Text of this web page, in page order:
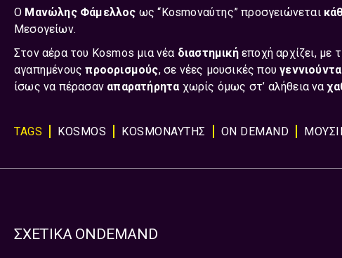
O Μανώλης Φάμελλος ως “Kosmoναύτης” προσγειώνεται
Μεσογείων.
Στον αέρα του Kosmos μια νέα διαστημικήεποχή αρχίζει, με
αγαπημένουςπροορισμούς, σε νέες μουσικές που
ίσως να πέρασαν απαρατήρηταχωρίς όμως στ’ αλήθεια να
TAGS KOSMOS KOSMOΝΑΥΤΗΣ ON DEMAND
ΣΧΕΤΙΚΑ ONDEMAND